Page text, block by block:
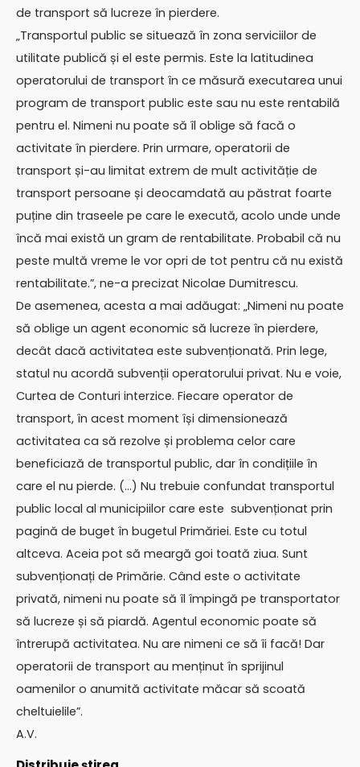
de transport să lucreze în pierdere.
„Transportul public se situează în zona serviciilor de
utilitate publică și el este permis. Este la latitudinea
operatorului de transport în ce măsură executarea unui
program de transport public este sau nu este rentabilă
pentru el. Nimeni nu poate să îl oblige să facă o
activitate în pierdere. Prin urmare, operatorii de
transport și-au limitat extrem de mult activităție de
transport persoane și deocamdată au păstrat foarte
puține din traseele pe care le execută, acolo unde unde
încă mai există un gram de rentabilitate. Probabil că nu
peste multă vreme le vor opri de tot pentru că nu există
rentabilitate.”, ne-a precizat Nicolae Dumitrescu.
De asemenea, acesta a mai adăugat: „Nimeni nu poate
să oblige un agent economic să lucreze în pierdere,
decât dacă activitatea este subvenționată. Prin lege,
statul nu acordă subvenții operatorului privat. Nu e voie,
Curtea de Conturi interzice. Fiecare operator de
transport, în acest moment își dimensionează
activitatea ca să rezolve și problema celor care
beneficiază de transportul public, dar în condițiile în
care el nu pierde. (…) Nu trebuie confundat transportul
public local al municipiilor care este subvenționat prin
pagină de buget în bugetul Primăriei. Este cu totul
altceva. Aceia pot să meargă goi toată ziua. Sunt
subvenționați de Primărie. Când este o activitate
privată, nimeni nu poate să îl împingă pe transportator
să lucreze și să piardă. Agentul economic poate să
întrerupă activitatea. Nu are nimeni ce să îi facă! Dar
operatorii de transport au menținut în sprijinul
oamenilor o anumită activitate măcar să scoată
cheltuielile”.
A.V.